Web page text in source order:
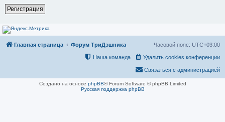
Регистрация
Главная страница Форум ТриДэшника Часовой пояс: UTC+03:00
Удалить cookies конференции
Наша команда
Связаться с администрацией
Создано на основе phpBB® Forum Software © phpBB Limited
Русская поддержка phpBB